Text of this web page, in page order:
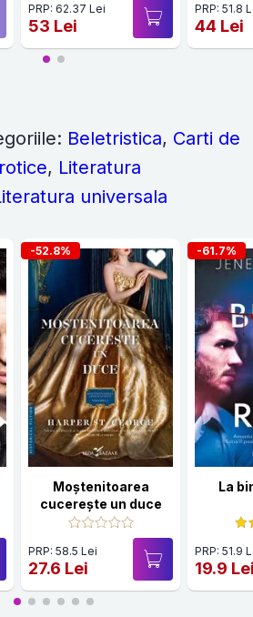
PRP: 62.37 Lei
53 Lei
PRP: 51.8
44 Lei
Beletristica, Carti de
, Literatura
universala
-52.8%
Moștenitoarea
cucerește un duce
PRP: 58.5 Lei
27.6 Lei
-61.7%
La
PRP: 51.9
19.9